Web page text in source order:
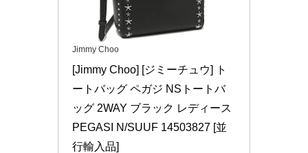
Jimmy Choo
[Jimmy Choo] [ジミーチュウ] ト
ートバッグ ペガジ NSトートバ
ッグ 2WAY ブラック レディース
PEGASI N/SUUF 14503827 [並
行輸入品]